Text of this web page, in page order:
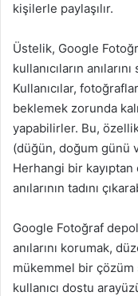
kişilerle paylaşılır.
Üstelik, Google
kullanıcıların
Kullanıcılar,
beklemek zorunda
yapabilirler. Bu,
(düğün, doğum günü
Herhangi bir kayıptan
anılarının tadını
Google Fotoğraf
anılarını korumak,
mükemmel bir çözüm
kullanıcı dostu